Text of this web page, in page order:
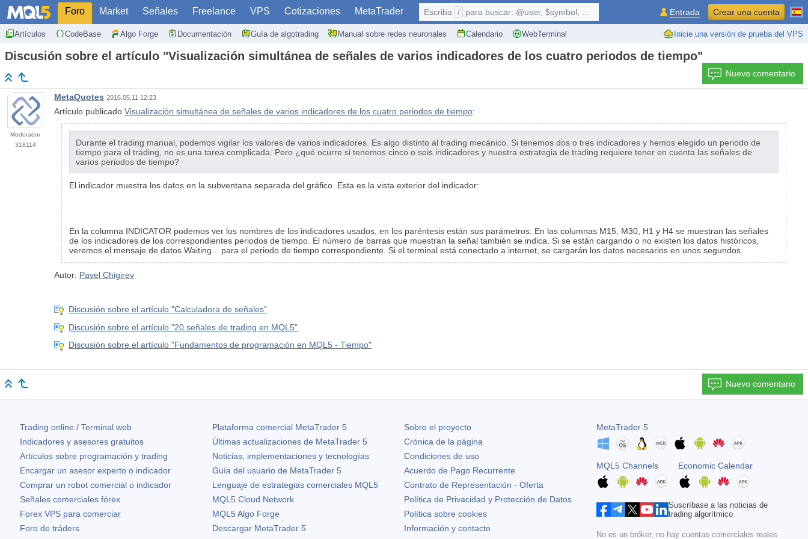
Foro Market Señales Freelance VPS Cotizaciones MetaTrader
Artículos CodeBase Algo Forge Documentación Guía de algotrading Manual sobre redes neuronales Calendario WebTerminal Inicie una versión de prueba del VPS
Escriba / para buscar: @user, $symbol, ... Entrada Crear una cuenta
Discusión sobre el artículo "Visualización simultánea de señales de varios indicadores de los cuatro periodos de tiempo"
Nuevo comentario
Moderador
318114
MetaQuotes 2016.05.11 12:23
Artículo publicado Visualización simultánea de señales de varios indicadores de los cuatro periodos de tiempo:
Durante el trading manual, podemos vigilar los valores de varios indicadores. Es algo distinto al trading mecánico. Si tenemos dos o tres indicadores y hemos elegido un periodo de
tiempo para el trading, no es una tarea complicada. Pero ¿qué ocurre si tenemos cinco o seis indicadores y nuestra estrategia de trading requiere tener en cuenta las señales de
varios periodos de tiempo?
El indicador muestra los datos en la subventana separada del gráfico. Esta es la vista exterior del indicador:
En la columna INDICATOR podemos ver los nombres de los indicadores usados, en los paréntesis están sus parámetros. En las columnas M15, M30, H1 y H4 se muestran las señales
de los indicadores de los correspondientes periodos de tiempo. El número de barras que muestran la señal también se indica. Si se están cargando o no existen los datos históricos,
veremos el mensaje de datos Waiting... para el periodo de tiempo correspondiente. Si el terminal está conectado a internet, se cargarán los datos necesarios en unos segundos.
Autor: Pavel Chigirev
Discusión sobre el artículo "Calculadora de señales"
Discusión sobre el artículo "20 señales de trading en MQL5"
Discusión sobre el artículo "Fundamentos de programación en MQL5 - Tiempo"
Nuevo comentario
Trading online / Terminal web
Indicadores y asesores gratuitos
Artículos sobre programación y trading
Encargar un asesor experto o indicador
Comprar un robot comercial o indicador
Señales comerciales fórex
Forex VPS para comerciar
Foro de tráders
Plataforma comercial MetaTrader 5
Últimas actualizaciones de MetaTrader 5
Noticias, implementaciones y tecnologías
Guía del usuario de MetaTrader 5
Lenguaje de estrategias comerciales MQL5
MQL5 Cloud Network
MQL5 Algo Forge
Descargar MetaTrader 5
Sobre el proyecto
Crónica de la página
Condiciones de uso
Acuerdo de Pago Recurrente
Contrato de Representación - Oferta
Política de Privacidad y Protección de Datos
Política sobre cookies
Información y contacto
MetaTrader 5
MQL5 Channels Economic Calendar
Suscríbase a las noticias de
trading algorítmico
No es un bróker, no hay cuentas comerciales reales